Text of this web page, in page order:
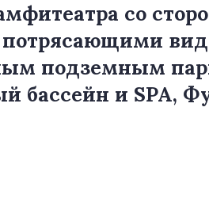
со
потрясающими
подземным
бассейн и SPA,